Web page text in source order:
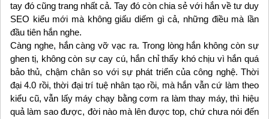
tay đó cũng trang nhất cả. Tay đó còn chia sẻ với hắn về tư duy
SEO kiểu mới mà không giấu diếm gì cả, những điều mà lần
đầu tiên hắn nghe.
Càng nghe, hắn càng vỡ vạc ra. Trong lòng hắn không còn sự
ghen tị, không còn sự cay cú, hắn chỉ thấy khó chịu vì hắn quá
bảo thủ, chậm chân so với sự phát triển của công nghệ. Thời
đại 4.0 rồi, thời đại trí tuệ nhân tạo rồi, mà hắn vẫn cứ làm theo
kiểu cũ, vẫn lấy máy chạy bằng cơm ra làm thay máy, thì hiệu
quả làm sao được, đời nào mà lên được top, chứ chưa nói đến